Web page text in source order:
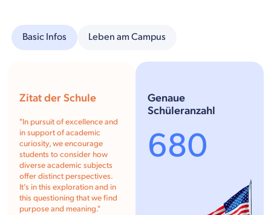
Basic Infos Leben am Campus
Zitat der Schule
"In pursuit of excellence and
in support of academic
curiosity, we encourage
students to consider how
diverse academic subjects
offer distinct perspectives.
It’s in this exploration and in
this questioning that we find
purpose and meaning."
Genaue
Schüleranzahl
680